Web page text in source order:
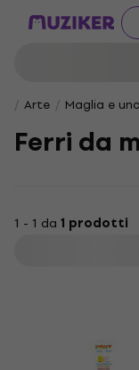
Arte Maglia e
Ferri da
1 - 1 da 1 prodotti